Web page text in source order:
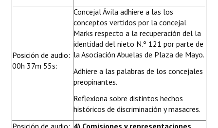
Posición de audio:
00h 37m 55s:
Concejal Ávila adhiere a las los
conceptos vertidos por la concejal
Marks respecto a la recuperación del la
identidad del nieto N.º 121 por parte de
la Asociación Abuelas de Plaza de Mayo.
Adhiere a las palabras de los concejales
preopinantes.
Reflexiona sobre distintos hechos
históricos de discriminación y masacres.
Posición de audio: 4) Comisiones y representaciones